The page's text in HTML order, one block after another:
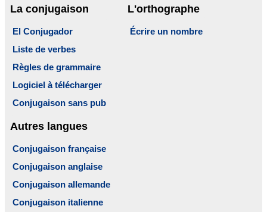
La conjugaison
El Conjugador
Liste de verbes
Règles de grammaire
Logiciel à télécharger
Conjugaison sans pub
L'orthographe
Écrire un nombre
Autres langues
Conjugaison française
Conjugaison anglaise
Conjugaison allemande
Conjugaison italienne